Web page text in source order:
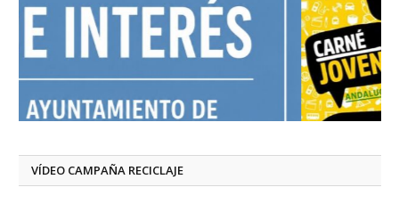
VÍDEO CAMPAÑA RECICLAJE